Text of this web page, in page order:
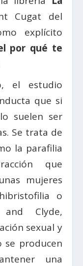
Cugat del
explícito
por qué te
el estudio
que si
suelen ser
Se trata de
la parafilia
que
mujeres
o
Clyde,
sexual y
se producen
una